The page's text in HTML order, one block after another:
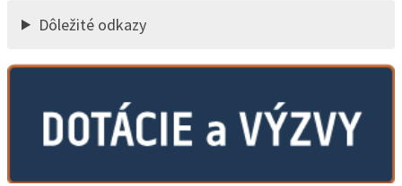
Dôležité odkazy